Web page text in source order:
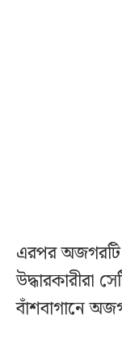
এরপর অজগরটি
উদ্ধারকারীরা
বাঁশবাগানে